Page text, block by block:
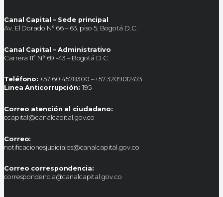
Canal Capital – Sede principal
Av. El Dorado N° 66 – 63, piso 5, Bogotá D.C.
Canal Capital – Administrativo
Carrera 11ª N° 69 -43 – Bogotá D.C.
Teléfono: +57 6014578300 – +57 3209012473
Linea Anticorrupción: 195
Correo atención al ciudadano:
ccapital@canalcapital.gov.co
Correo:
notificacionesjudiciales@canalcapital.gov.co
Correo correspondencia:
correspondencia@canalcapital.gov.co